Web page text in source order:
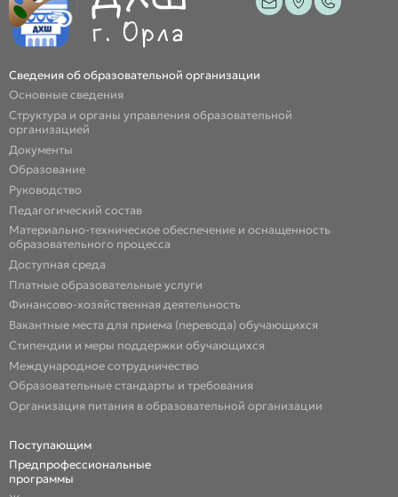
Сведения об образовательной организации
Основные сведения
Структура и органы управления образовательной
организацией
Документы
Образование
Руководство
Педагогический состав
Материально-техническое обеспечение и оснащенность
образовательного процесса
Доступная среда
Платные образовательные услуги
Финансово-хозяйственная деятельность
Вакантные места для приема (перевода) обучающихся
Стипендии и меры поддержки обучающихся
Международное сотрудничество
Образовательные стандарты и требования
Организация питания в образовательной организации
Поступающим
Предпрофессиональные
программы